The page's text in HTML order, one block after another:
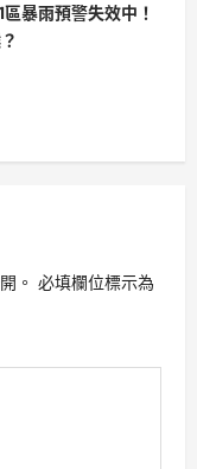
暴雨預警失效中！
。 必填欄位標示為